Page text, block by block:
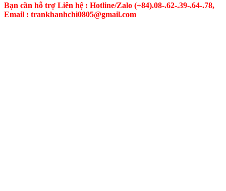
Bạn cần hỗ trợ Liên hệ : Hotline/Zalo (+84).08-.62-.39-.64-.78,
Email : trankhanhchi0805@gmail.com